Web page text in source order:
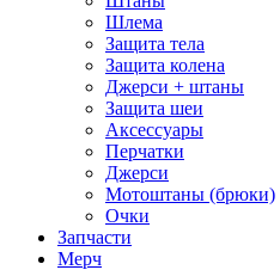
Шлема
Защита тела
Защита колена
Джерси + штаны
Защита шеи
Аксессуары
Перчатки
Джерси
Мотоштаны (брюки)
Очки
Запчасти
Мерч